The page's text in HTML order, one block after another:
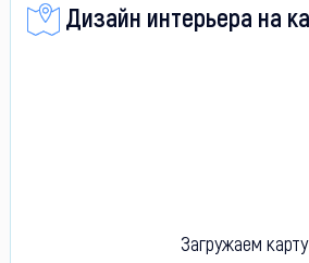
Дизайн интерьера на
Загружаем карту